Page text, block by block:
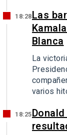
18:28Las
Blanca
La
varios
18:25